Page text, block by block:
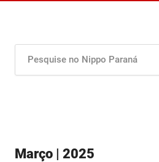
Março | 2025